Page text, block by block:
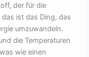
der für die
ist das Ding, das
umzuwandeln.
die Temperaturen
wie einen